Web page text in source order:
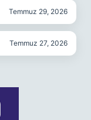
Temmuz 29, 2026
Temmuz 27, 2026